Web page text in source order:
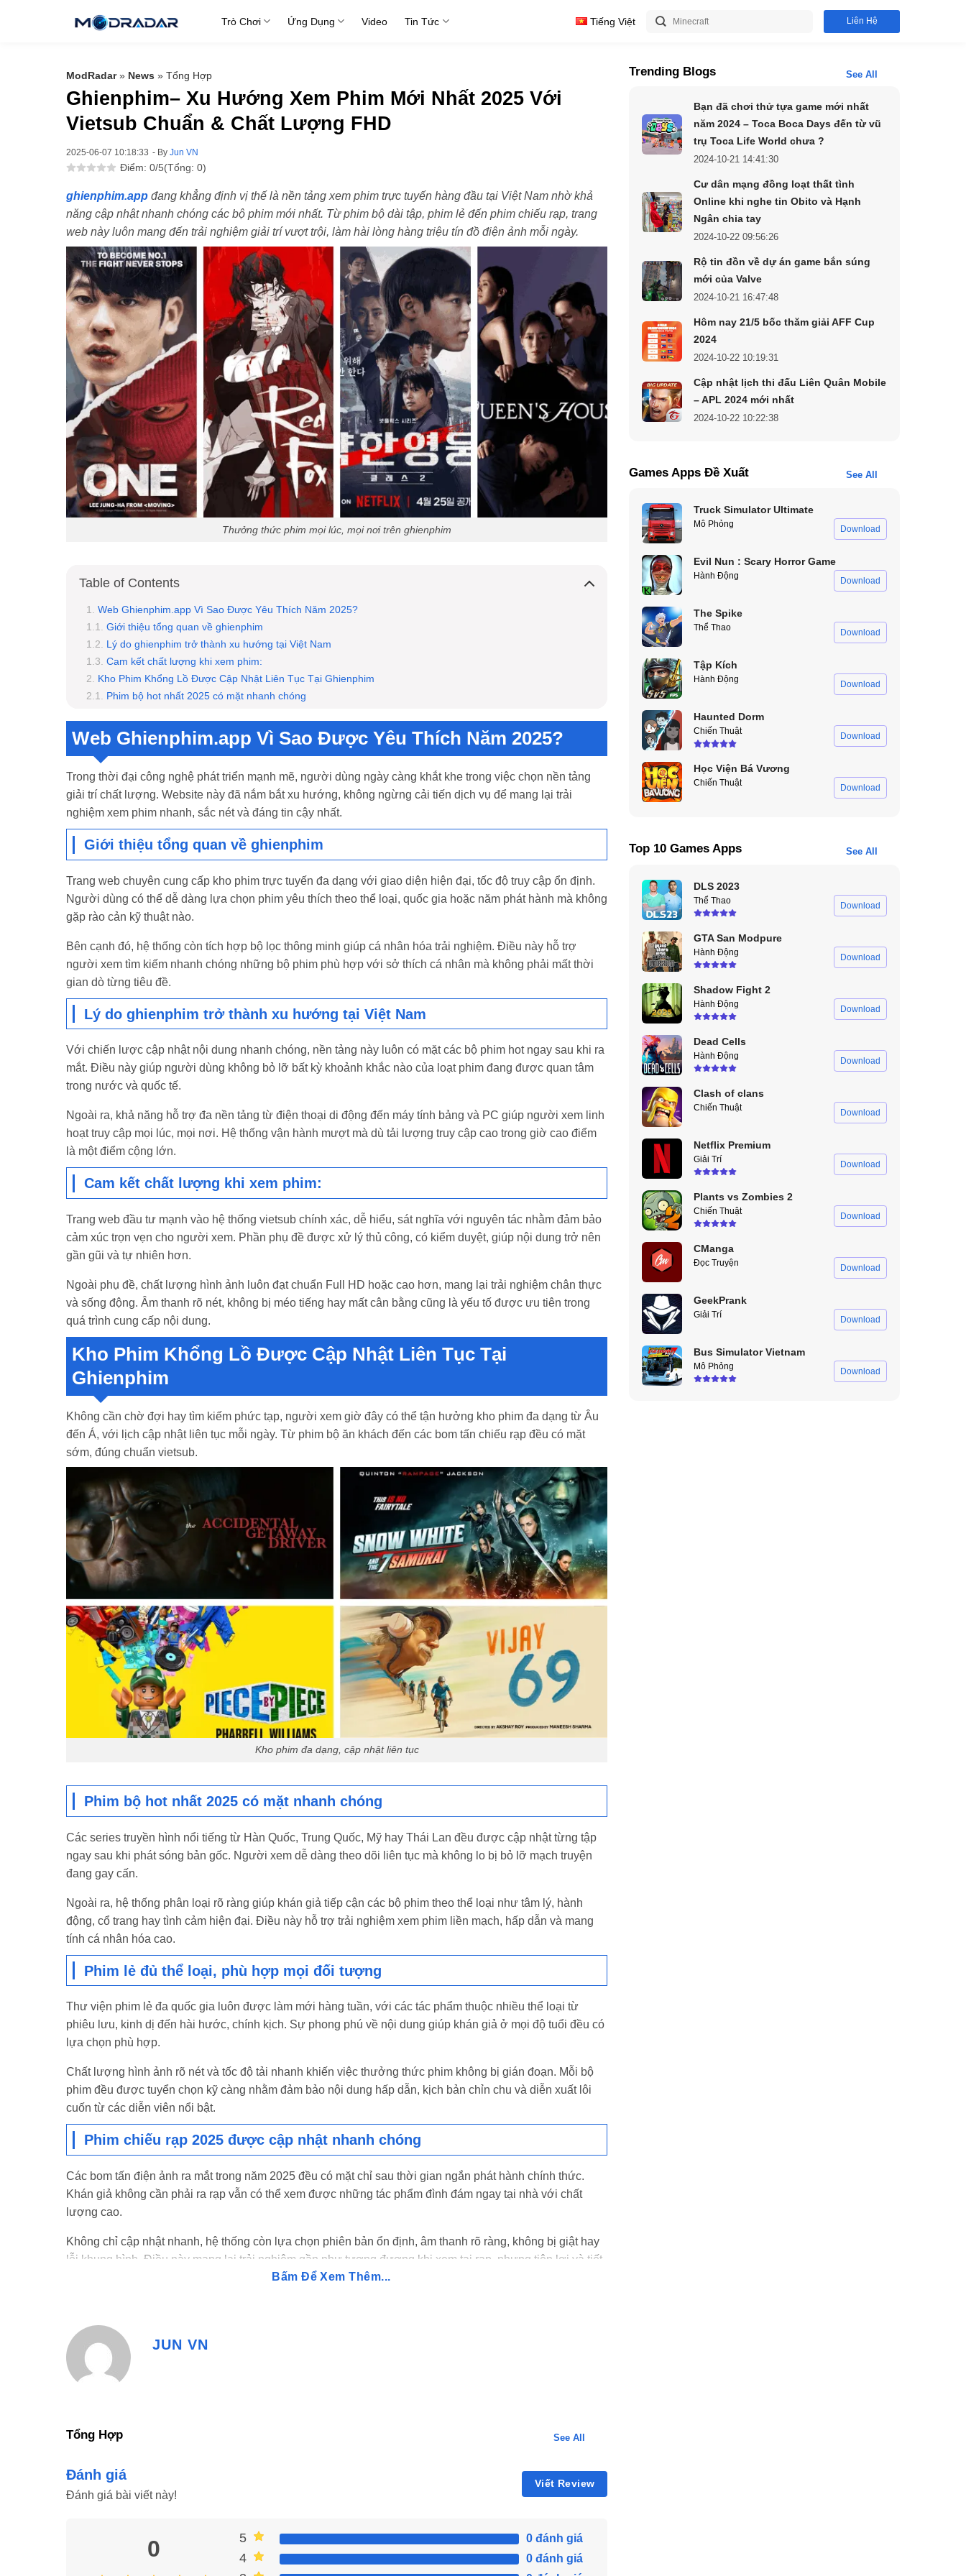
Trò Chơi Ứng Dụng Video Tin Tức Tiếng Việt Liên Hệ
ModRadar» News » Tổng Hợp
Ghienphim– Xu Hướng Xem Phim Mới Nhất 2025 Với
Vietsub Chuẩn & Chất Lượng FHD
2025-06-07 10:18:33 - By Jun VN
Điểm: 0/5(Tổng: 0)
ghienphim.app đang khẳng định vị thế là nền tảng xem phim trực tuyến hàng đầu tại Việt Nam nhờ khả
năng cập nhật nhanh chóng các bộ phim mới nhất. Từ phim bộ dài tập, phim lẻ đến phim chiếu rạp, trang
web này luôn mang đến trải nghiệm giải trí vượt trội, làm hài lòng hàng triệu tín đồ điện ảnh mỗi ngày.
Thưởng thức phim mọi lúc, mọi nơi trên ghienphim
Table of Contents
Web Ghienphim.app Vì Sao Được Yêu Thích Năm 2025?
Giới thiệu tổng quan về ghienphim
Lý do ghienphim trở thành xu hướng tại Việt Nam
Cam kết chất lượng khi xem phim:
Kho Phim Khổng Lồ Được Cập Nhật Liên Tục Tại Ghienphim
Phim bộ hot nhất 2025 có mặt nhanh chóng
Phim chiếu rạp 2025 được cập nhật nhanh chóng
Trải Nghiệm Người Dùng Trên Ghienphim Có Gì Nổi Bật?
Không quảng cáo gây phiền, load phim siêu nhanh
Có tính năng lưu phim, xem lại, đề xuất theo sở thích
Kết bài:
Web Ghienphim.app Vì Sao Được Yêu Thích Năm 2025?
Trong thời đại công nghệ phát triển mạnh mẽ, người dùng ngày càng khắt khe trong việc chọn nền tảng
giải trí chất lượng. Website này đã nắm bắt xu hướng, không ngừng cải tiến dịch vụ để mang lại trải
nghiệm xem phim nhanh, sắc nét và đáng tin cậy nhất.
Giới thiệu tổng quan về ghienphim
Trang web chuyên cung cấp kho phim trực tuyến đa dạng với giao diện hiện đại, tốc độ truy cập ổn định.
Người dùng có thể dễ dàng lựa chọn phim yêu thích theo thể loại, quốc gia hoặc năm phát hành mà không
gặp rào cản kỹ thuật nào.
Bên cạnh đó, hệ thống còn tích hợp bộ lọc thông minh giúp cá nhân hóa trải nghiệm. Điều này hỗ trợ
người xem tìm kiếm nhanh chóng những bộ phim phù hợp với sở thích cá nhân mà không phải mất thời
gian dò từng tiêu đề.
Lý do ghienphim trở thành xu hướng tại Việt Nam
Với chiến lược cập nhật nội dung nhanh chóng, nền tảng này luôn có mặt các bộ phim hot ngay sau khi ra
mắt. Điều này giúp người dùng không bỏ lỡ bất kỳ khoảnh khắc nào của loạt phim đang được quan tâm
trong nước và quốc tế.
Ngoài ra, khả năng hỗ trợ đa nền tảng từ điện thoại di động đến máy tính bảng và PC giúp người xem linh
hoạt truy cập mọi lúc, mọi nơi. Hệ thống vận hành mượt mà dù tải lượng truy cập cao trong giờ cao điểm
là một điểm cộng lớn.
Cam kết chất lượng khi xem phim:
Trang web đầu tư mạnh vào hệ thống vietsub chính xác, dễ hiểu, sát nghĩa với nguyên tác nhằm đảm bảo
cảm xúc trọn vẹn cho người xem. Phần phụ đề được xử lý thủ công, có kiểm duyệt, giúp nội dung trở nên
gần gũi và tự nhiên hơn.
Ngoài phụ đề, chất lượng hình ảnh luôn đạt chuẩn Full HD hoặc cao hơn, mang lại trải nghiệm chân thực
và sống động. Âm thanh rõ nét, không bị méo tiếng hay mất cân bằng cũng là yếu tố được ưu tiên trong
quá trình cung cấp nội dung.
Kho Phim Khổng Lồ Được Cập Nhật Liên Tục Tại
Ghienphim
Không cần chờ đợi hay tìm kiếm phức tạp, người xem giờ đây có thể tận hưởng kho phim đa dạng từ Âu
đến Á, với lịch cập nhật liên tục mỗi ngày. Từ phim bộ ăn khách đến các bom tấn chiếu rạp đều có mặt
sớm, đúng chuẩn vietsub.
Kho phim đa dạng, cập nhật liên tục
Phim bộ hot nhất 2025 có mặt nhanh chóng
Các series truyền hình nổi tiếng từ Hàn Quốc, Trung Quốc, Mỹ hay Thái Lan đều được cập nhật từng tập
ngay sau khi phát sóng bản gốc. Người xem dễ dàng theo dõi liên tục mà không lo bị bỏ lỡ mạch truyện
đang gay cấn.
Ngoài ra, hệ thống phân loại rõ ràng giúp khán giả tiếp cận các bộ phim theo thể loại như tâm lý, hành
động, cổ trang hay tình cảm hiện đại. Điều này hỗ trợ trải nghiệm xem phim liền mạch, hấp dẫn và mang
tính cá nhân hóa cao.
Phim lẻ đủ thể loại, phù hợp mọi đối tượng
Thư viện phim lẻ đa quốc gia luôn được làm mới hàng tuần, với các tác phẩm thuộc nhiều thể loại từ
phiêu lưu, kinh dị đến hài hước, chính kịch. Sự phong phú về nội dung giúp khán giả ở mọi độ tuổi đều có
lựa chọn phù hợp.
Chất lượng hình ảnh rõ nét và tốc độ tải nhanh khiến việc thưởng thức phim không bị gián đoạn. Mỗi bộ
phim đều được tuyển chọn kỹ càng nhằm đảm bảo nội dung hấp dẫn, kịch bản chỉn chu và diễn xuất lôi
cuốn từ các diễn viên nổi bật.
Phim chiếu rạp 2025 được cập nhật nhanh chóng
Các bom tấn điện ảnh ra mắt trong năm 2025 đều có mặt chỉ sau thời gian ngắn phát hành chính thức.
Khán giả không cần phải ra rạp vẫn có thể xem được những tác phẩm đình đám ngay tại nhà với chất
lượng cao.
Không chỉ cập nhật nhanh, hệ thống còn lựa chọn phiên bản ổn định, âm thanh rõ ràng, không bị giật hay
lỗi khung hình. Điều này mang lại trải nghiệm gần như tương đương khi xem tại rạp, nhưng tiện lợi và tiết
Việc lựa chọn một nền tảng xem phim không chỉ dựa vào nội dung mà còn phụ thuộc rất lớn vào trải
nghiệm người dùng. Website này đã tối ưu hóa mọi yếu tố từ giao diện, tốc độ tải đến tính năng tiện ích,
giúp người xem dễ dàng tiếp cận và sử dụng hàng ngày.
Bấm Để Xem Thêm...
JUN VN
Tổng Hợp See All
Đánh giá
Đánh giá bài viết này!
Viết Review
0 5 0 đánh giá
4 0 đánh giá
Trending Blogs See All
Bạn đã chơi thử tựa game mới nhất
năm 2024 – Toca Boca Days đến từ vũ
trụ Toca Life World chưa ?
2024-10-21 14:41:30
Cư dân mạng đồng loạt thất tình
Online khi nghe tin Obito và Hạnh
Ngân chia tay
2024-10-22 09:56:26
Rộ tin đồn về dự án game bắn súng
mới của Valve
2024-10-21 16:47:48
Hôm nay 21/5 bốc thăm giải AFF Cup
2024
2024-10-22 10:19:31
Cập nhật lịch thi đấu Liên Quân Mobile
– APL 2024 mới nhất
2024-10-22 10:22:38
Games Apps Đề Xuất See All
Truck Simulator Ultimate
Mô Phỏng Download
Evil Nun : Scary Horror Game
Hành Động Download
The Spike
Thể Thao Download
Tập Kích
Hành Động Download
Haunted Dorm
Chiến Thuật Download
Học Viện Bá Vương
Chiến Thuật Download
Top 10 Games Apps See All
DLS 2023
Thể Thao Download
GTA San Modpure
Hành Động Download
Shadow Fight 2
Hành Động Download
Dead Cells
Hành Động Download
Clash of clans
Chiến Thuật Download
Netflix Premium
Giải Trí Download
Plants vs Zombies 2
Chiến Thuật Download
CManga
Đọc Truyện Download
GeekPrank
Giải Trí Download
Bus Simulator Vietnam
Mô Phỏng Download